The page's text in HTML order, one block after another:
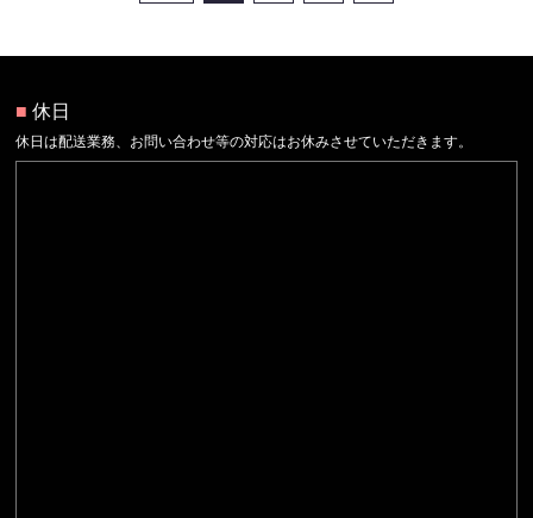
■ 休日
休日は配送業務、お問い合わせ等の対応はお休みさせていただきます。